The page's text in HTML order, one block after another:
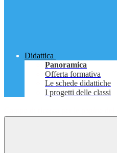
Didattica
Panoramica
Offerta formativa
Le schede didattiche
I progetti delle classi